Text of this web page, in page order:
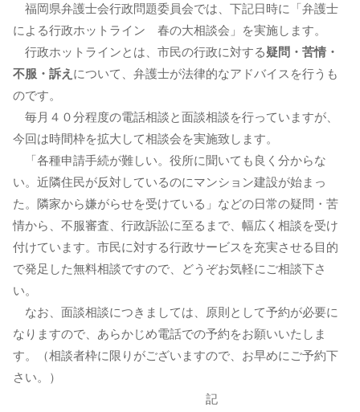
福岡県弁護士会行政問題委員会では、下記日時に「弁護士
による行政ホットライン 春の大相談会」を実施します。
行政ホットラインとは、市民の行政に対する疑問・苦情・
不服・訴え について、弁護士が法律的なアドバイスを行うも
のです。
毎月４０分程度の電話相談と面談相談を行っていますが、
今回は時間枠を拡大して相談会を実施致します。
「各種申請手続が難しい。役所に聞いても良く分からな
い。近隣住民が反対しているのにマンション建設が始まっ
た。隣家から嫌がらせを受けている」などの日常の疑問・苦
情から、不服審査、行政訴訟に至るまで、幅広く相談を受け
付けています。市民に対する行政サービスを充実させる目的
で発足した無料相談ですので、どうぞお気軽にご相談下さ
い。
なお、面談相談につきましては、原則として予約が必要に
なりますので、あらかじめ電話での予約をお願いいたしま
す。（相談者枠に限りがございますので、お早めにご予約下
さい。）
記